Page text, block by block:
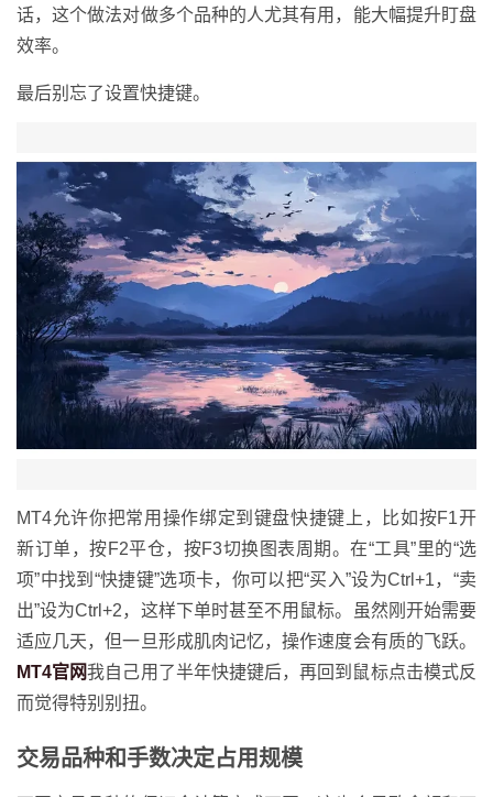
话，这个做法对做多个品种的人尤其有用，能大幅提升盯盘
效率。
最后别忘了设置快捷键。
MT4允许你把常用操作绑定到键盘快捷键上，比如按F1开
新订单，按F2平仓，按F3切换图表周期。在“工具”里的“选
项”中找到“快捷键”选项卡，你可以把“买入”设为Ctrl+1，“卖
出”设为Ctrl+2，这样下单时甚至不用鼠标。虽然刚开始需要
适应几天，但一旦形成肌肉记忆，操作速度会有质的飞跃。
MT4官网我自己用了半年快捷键后，再回到鼠标点击模式反
而觉得特别别扭。
交易品种和手数决定占用规模